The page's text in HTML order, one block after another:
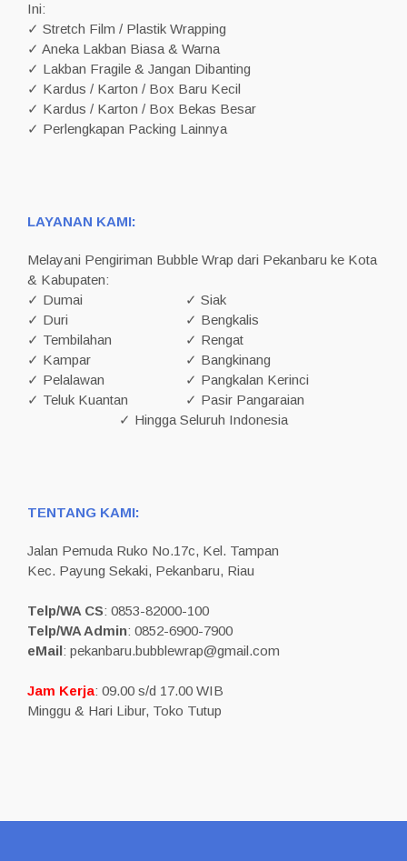
Ini:
✓ Stretch Film / Plastik Wrapping
✓ Aneka Lakban Biasa & Warna
✓ Lakban Fragile & Jangan Dibanting
✓ Kardus / Karton / Box Baru Kecil
✓ Kardus / Karton / Box Bekas Besar
✓ Perlengkapan Packing Lainnya
LAYANAN KAMI:
Melayani Pengiriman Bubble Wrap dari Pekanbaru ke Kota
& Kabupaten:
✓ Dumai
✓ Siak
✓ Duri
✓ Bengkalis
✓ Tembilahan
✓ Rengat
✓ Kampar
✓ Bangkinang
✓ Pelalawan
✓ Pangkalan Kerinci
✓ Teluk Kuantan
✓ Pasir Pangaraian
✓ Hingga Seluruh Indonesia
TENTANG KAMI:
Jalan Pemuda Ruko No.17c, Kel. Tampan
Kec. Payung Sekaki, Pekanbaru, Riau
Telp/WA CS: 0853-82000-100
Telp/WA Admin: 0852-6900-7900
eMail: pekanbaru.bubblewrap@gmail.com
Jam Kerja: 09.00 s/d 17.00 WIB
Minggu & Hari Libur, Toko Tutup